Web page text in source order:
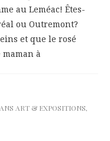
au Leméac! Êtes-
ou Outremont?
et que le rosé
à
ART & EXPOSITIONS,